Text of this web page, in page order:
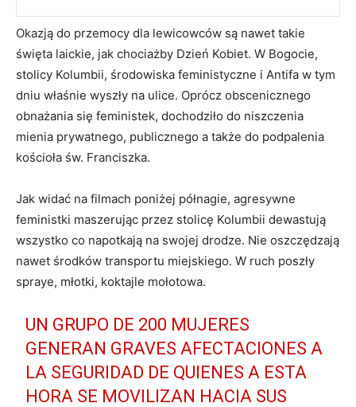
Okazją do przemocy dla lewicowców są nawet takie
święta laickie, jak chociażby Dzień Kobiet. W Bogocie,
stolicy Kolumbii, środowiska feministyczne i Antifa w tym
dniu właśnie wyszły na ulice. Oprócz obscenicznego
obnażania się feministek, dochodziło do niszczenia
mienia prywatnego, publicznego a także do podpalenia
kościoła św. Franciszka.
Jak widać na filmach poniżej półnagie, agresywne
feministki maszerując przez stolicę Kolumbii dewastują
wszystko co napotkają na swojej drodze. Nie oszczędzają
nawet środków transportu miejskiego. W ruch poszły
spraye, młotki, koktajle mołotowa.
UN GRUPO DE 200 MUJERES
GENERAN GRAVES AFECTACIONES A
LA SEGURIDAD DE QUIENES A ESTA
HORA SE MOVILIZAN HACIA SUS